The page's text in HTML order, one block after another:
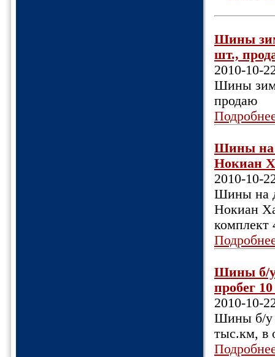
Шины
шт.,
2010-10-
Шины
продаю
Шины на
Нокиан
2010-10-
Шины на
Нокиан
комплект
Шины б/у
пробег
2010-10-
Шины б/у
тыс.км, в